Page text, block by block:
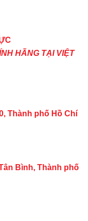
HÃNG TẠI VIỆT
Thành phố Hồ Chí
Bình, Thành phố